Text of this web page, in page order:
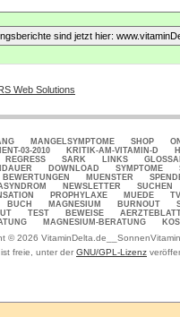
Web Solutions
MANGELSYMPTOME SHOP
03-2010
KRITIK-AM-VITAMIN-D
REGRESS SARK LINKS
DOWNLOAD SYMPTOME
BEWERTUNGEN MUENSTER
NEWSLETTER SUCHEN
PROPHYLAXE MUEDE
BUCH MAGNESIUM BURNOUT
TEST BEWEISE
MAGNESIUM-BERATUNG
© 2026
ist freie, unter der GNU/GPL-Lizenz